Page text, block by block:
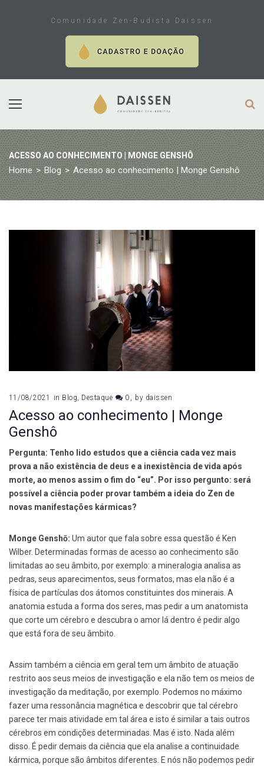
Comunidade Zen-Budista Daissen
ACESSO AO CONHECIMENTO | MONGE GENSHÔ
Home > Blog > Acesso ao conhecimento | Monge Genshô
11/08/2021 in Blog Destaque 0 by daissen
Acesso ao conhecimento | Monge
Genshô
Pergunta: Tenho lido estudos que a ciência cada vez mais
prova a não existência de deus e a inexistência de vida após
morte, ao menos assim o fim do “eu”. Por isso pergunto: será
possível a ciência poder provar também a ideia do Zen de
novas manifestações kármicas?
Monge Genshō: Um autor que fala sobre essa questão é Ken
Wilber. Determinadas formas de acesso ao conhecimento são
limitadas ao seu âmbito, por exemplo: a mineralogia analisa as
pedras, seus aparecimentos, seus formatos, mas ela não é a
física de partículas dos átomos constituintes dos minerais. A
anatomia estuda a forma dos seres, mas pedir a um anatomista
que corte um cérebro e descubra o amor lá dentro é pedir algo
que está fora de seu âmbito.
Assim também a ciência em geral tem um âmbito de atuação
restrito aos seus meios de investigação e ela não tem os meios de
investigação da meditação, por exemplo. Podemos no máximo
fazer uma ressonância magnética e descobrir que tal cérebro
parece ter mais atividade em tal área e isto é similar a tais outros
cérebros em condições determinadas. Mas é isto. Nada além
disso. É pedir demais da ciência que ela analise a continuidade
kármica, porque são âmbitos diferentes. E nós não podemos pedir